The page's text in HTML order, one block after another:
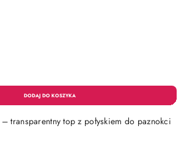
transparentny top z połyskiem do paznokci